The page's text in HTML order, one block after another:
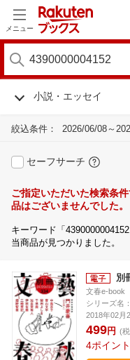
メニュー
小説・エッセイ
絞込条件： 2026/06/08～
セーフサーチ
ご指定いただいた検索条
品はございませんでした。
キーワード「
当商品が見つかりました。
別
文春e-book
シリーズ名：
2018年02月
499円 (
4ポイント